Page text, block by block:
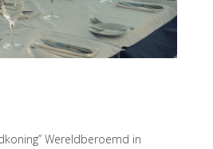
Wereldberoemd in